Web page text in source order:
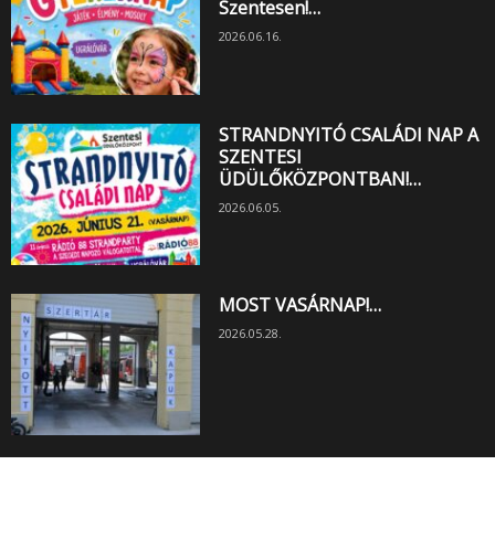
Szentesen!…
2026.06.16.
STRANDNYITÓ CSALÁDI NAP A
SZENTESI
ÜDÜLŐKÖZPONTBAN!…
2026.06.05.
MOST VASÁRNAP!…
2026.05.28.